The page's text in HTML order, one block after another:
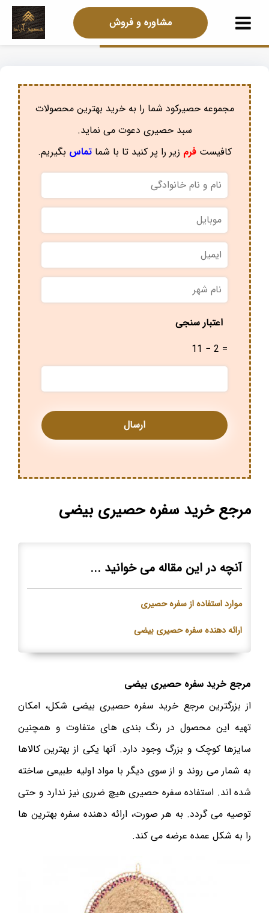
مشاوره و فروش
مجموعه حصیرکود شما را به خرید بهترین محصولات
سبد حصیری دعوت می نماید.
کافیستفرم زیر را پر کنید تا با شماتماس بگیریم.
نام
و
نام
خانوادگی
موبایل
ایمیل
نام
شهر *
اعتبار سنجی
11 − 2 =
مرجع خرید سفره حصیری بیضی
آنچه در این مقاله می خوانید ...
موارد استفاده از سفره حصیری
ارائه دهنده سفره حصیری بیضی
مرجع خرید سفره حصیری بیضی
از بزرگترین مرجع خرید سفره حصیری بیضی شکل، امکان
تهیه این محصول در رنگ بندی‌ های متفاوت و همچنین
سایزها کوچک و بزرگ وجود دارد. آنها یکی از بهترین کالاها
به شمار می روند و از سوی دیگر با مواد اولیه طبیعی ساخته
شده اند. استفاده سفره حصیری هیچ ضرری نیز ندارد و حتی
توصیه می گردد. به هر صورت، ارائه دهنده سفره بهترین ها
را به شکل عمده عرضه می کند.